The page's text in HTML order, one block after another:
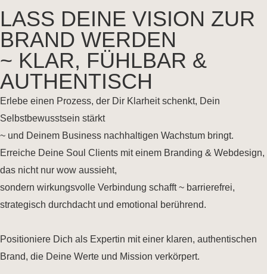
LASS DEINE VISION ZUR
BRAND WERDEN
~ KLAR, FÜHLBAR &
AUTHENTISCH
Erlebe einen Prozess, der Dir Klarheit schenkt, Dein
Selbstbewusstsein stärkt
~ und Deinem Business nachhaltigen Wachstum bringt.
Erreiche Deine Soul Clients mit einem Branding & Webdesign,
das nicht nur wow aussieht,
sondern wirkungsvolle Verbindung schafft ~ barrierefrei,
strategisch durchdacht und emotional berührend.
Positioniere Dich als Expertin mit einer klaren, authentischen
Brand, die Deine Werte und Mission verkörpert.